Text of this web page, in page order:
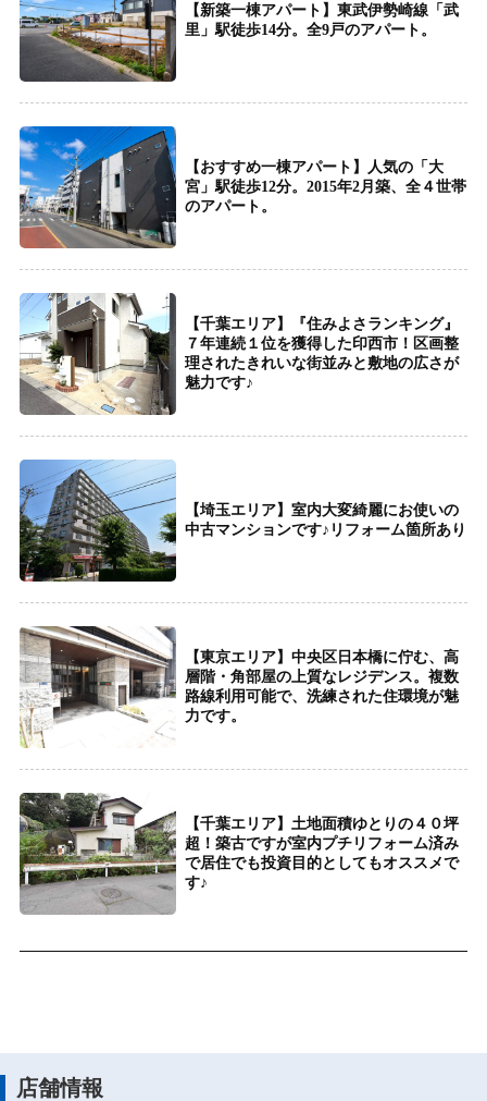
【新築一棟アパート】東武伊勢崎線「武
里」駅徒歩14分。全9戸のアパート。
【おすすめ一棟アパート】人気の「大
宮」駅徒歩12分。2015年2月築、全４世帯
のアパート。
【千葉エリア】『住みよさランキング』
７年連続１位を獲得した印西市！区画整
理されたきれいな街並みと敷地の広さが
魅力です♪
【埼玉エリア】室内大変綺麗にお使いの
中古マンションです♪リフォーム箇所あり
【東京エリア】中央区日本橋に佇む、高
層階・角部屋の上質なレジデンス。複数
路線利用可能で、洗練された住環境が魅
力です。
【千葉エリア】土地面積ゆとりの４０坪
超！築古ですが室内プチリフォーム済み
で居住でも投資目的としてもオススメで
す♪
店舗情報